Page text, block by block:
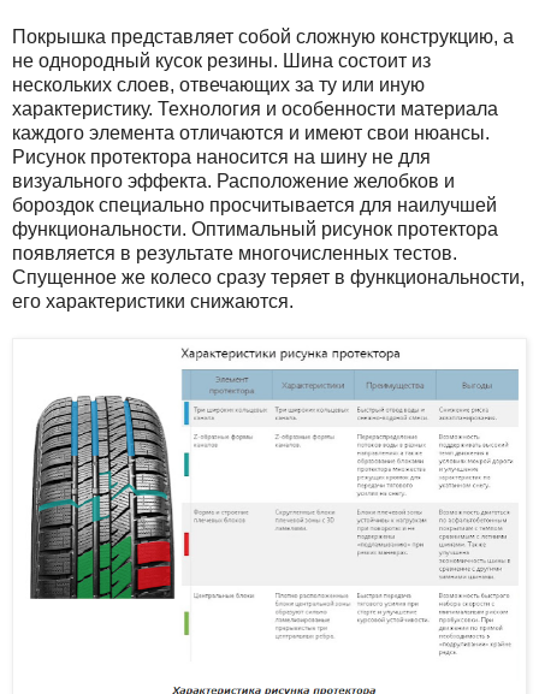
Покрышка представляет собой сложную конструкцию, а
не однородный кусок резины. Шина состоит из
нескольких слоев, отвечающих за ту или иную
характеристику. Технология и особенности материала
каждого элемента отличаются и имеют свои нюансы.
Рисунок протектора наносится на шину не для
визуального эффекта. Расположение желобков и
бороздок специально просчитывается для наилучшей
функциональности. Оптимальный рисунок протектора
появляется в результате многочисленных тестов.
Спущенное же колесо сразу теряет в функциональности,
его характеристики снижаются.